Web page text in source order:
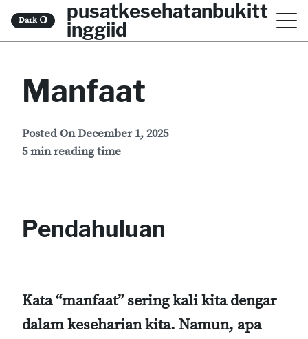
Dark 🌖 pusatkesehatanbukitt
inggiid
Manfaat
Posted OnDecember 1, 2025
5 min reading time
Pendahuluan
Kata “manfaat” sering kali kita dengar
dalam keseharian kita. Namun, apa